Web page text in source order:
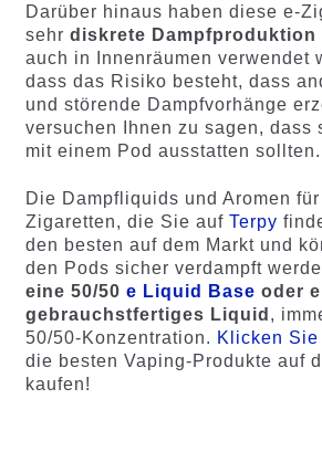
Darüber hinaus haben diese e-
sehr diskrete Dampfproduktion
auch in Innenräumen verwendet
dass das Risiko besteht, dass
und störende Dampfvorhänge
versuchen Ihnen zu sagen, dass
mit einem Pod ausstatten sollten.
Die Dampfliquids und Aromen
Zigaretten, die Sie auf Terpy
den besten auf dem Markt und
den Pods sicher verdampft
eine 50/50 e Liquid Base oder
gebrauchstfertiges Liquid ,
50/50-Konzentration. Klicken Sie
die besten Vaping-Produkte auf
kaufen!